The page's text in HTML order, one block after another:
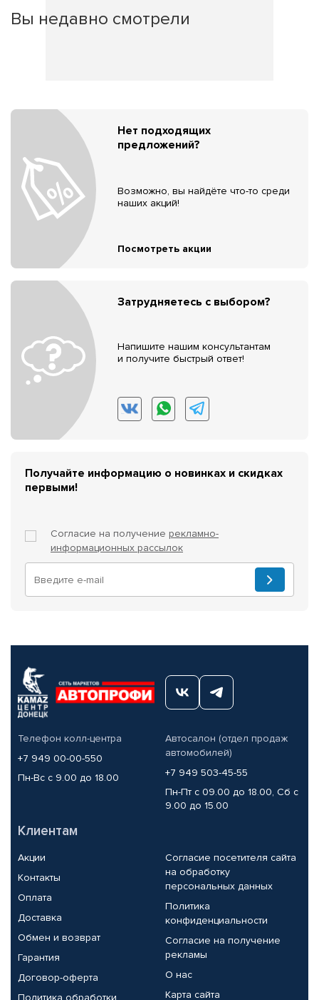
Вы недавно смотрели
Нет подходящих
предложений?
Возможно, вы найдёте что-то среди
наших акций!
Посмотреть акции
Затрудняетесь с выбором?
Напишите нашим консультантам
и получите быстрый ответ!
Получайте информацию о новинках и скидках
первыми!
Согласие на получение рекламно-
информационных рассылок
Телефон колл-центра
+7 949 00-00-550
Пн-Вс с 9.00 до 18.00
Автосалон (отдел продаж
автомобилей)
+7 949 503-45-55
Пн-Пт с 09.00 до 18.00, Сб с
9.00 до 15.00
Клиентам
Акции
Контакты
Оплата
Доставка
Обмен и возврат
Гарантия
Договор-оферта
Политика обработки
Согласие посетителя сайта
на обработку
персональных данных
Политика
конфиденциальности
Согласие на получение
рекламы
О нас
Карта сайта